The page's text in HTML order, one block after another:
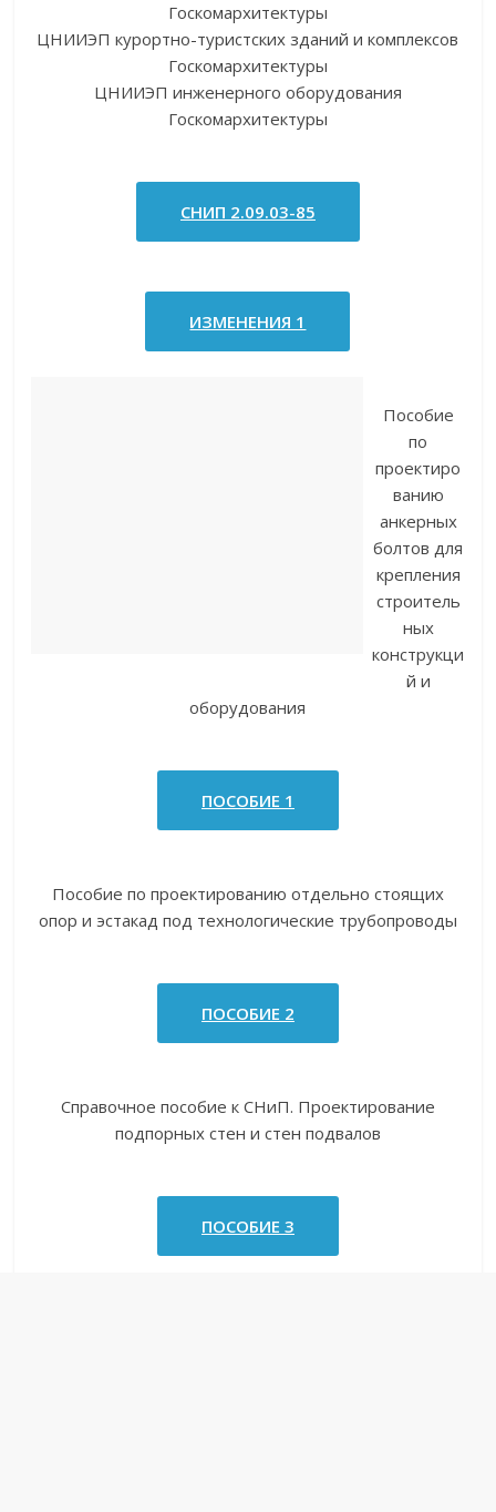
Госкомархитектуры
ЦНИИЭП курортно-туристских зданий и комплексов
Госкомархитектуры
ЦНИИЭП инженерного оборудования
Госкомархитектуры
СНИП 2.09.03-85
ИЗМЕНЕНИЯ 1
Пособие
по
проектиро
ванию
анкерных
болтов для
крепления
строитель
ных
конструкци
й и
оборудования
ПОСОБИЕ 1
Пособие по проектированию отдельно стоящих
опор и эстакад под технологические трубопроводы
ПОСОБИЕ 2
Справочное пособие к СНиП. Проектирование
подпорных стен и стен подвалов
ПОСОБИЕ 3